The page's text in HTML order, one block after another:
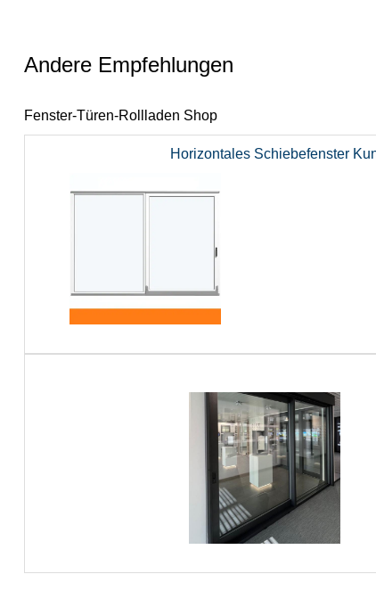
Andere Empfehlungen
Fenster-Türen-Rollladen Shop
Horizontales Schiebefenster